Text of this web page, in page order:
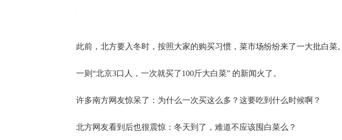
此前，北方要入冬时，按照大家的购买习惯，菜市场纷纷来了一大批白菜。
一则 “北京3口人，一次就买了100斤大白菜” 的新闻火了。
许多南方网友惊呆了：为什么一次买这么多？这要吃到什么时候啊？
北方网友看到后也很震惊：冬天到了，难道不应该囤白菜么？